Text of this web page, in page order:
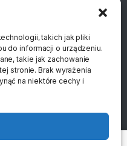
takich jak pliki
do informacji o urządzeniu.
takie jak zachowanie
stronie. Brak wyrażenia
na niektóre cechy i